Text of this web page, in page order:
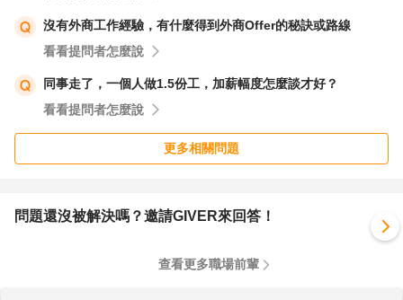
沒有外商工作經驗，有什麼得到外商Offer的秘訣或路線
看看提問者怎麼說
同事走了，一個人做1.5份工，加薪幅度怎麼談才好？
看看提問者怎麼說
更多相關問題
問題還沒被解決嗎？邀請GIVER來回答！
查看更多職場前輩